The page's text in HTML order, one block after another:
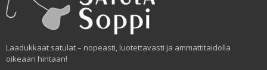
Laadukkaat satulat – nopeasti, luotettavasti ja ammattitaidolla
oikeaan hintaan!